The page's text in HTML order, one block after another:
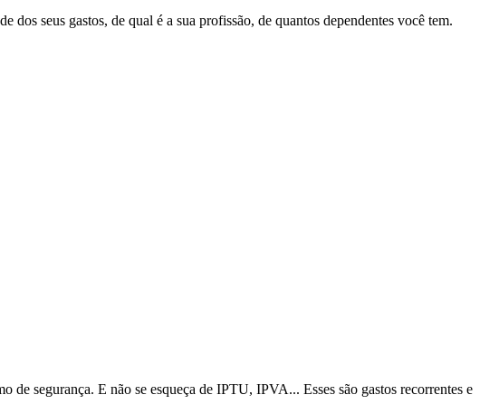
seus gastos, de qual é a sua profissão, de quantos dependentes você tem.
segurança. E não se esqueça de IPTU, IPVA... Esses são gastos recorrentes e